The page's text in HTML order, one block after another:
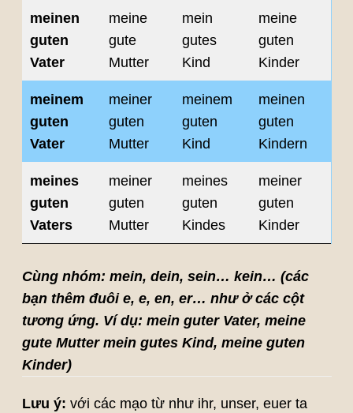
meinen
guten
Vater
meine
gute
Mutter
mein
gutes
Kind
meine
guten
Kinder
meinem
guten
Vater
meiner
guten
Mutter
meinem
guten
Kind
meinen
guten
Kindern
meines
guten
Vaters
meiner
guten
Mutter
meines
guten
Kindes
meiner
guten
Kinder
Cùng nhóm: mein, dein, sein… kein… (các
bạn thêm đuôi e, e, en, er… như ở các cột
tương ứng. Ví dụ: mein guter Vater, meine
gute Mutter mein gutes Kind, meine guten
Kinder)
Lưu ý: với các mạo từ như ihr, unser, euer ta